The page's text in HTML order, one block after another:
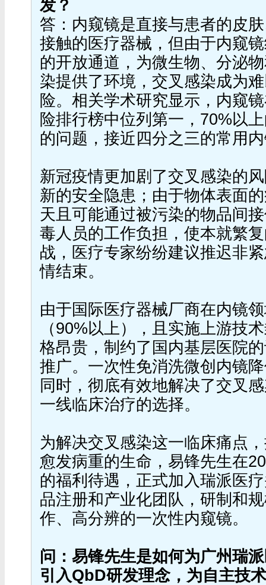
发？
答：内窥镜是直接与患者的皮
接触的医疗器械，但由于内窥
的开放通道，为微生物、分泌
染提供了环境，交叉感染成为
险。相关学术研究显示，内窥
险排行榜中位列第一，70%以
的问题，接近四分之三的常用
新冠疫情更加剧了交叉感染的
新的安全隐患；由于物体表面
天且可能通过被污染的物品间
毒人员的工作负担，使本就繁
战，医疗专家纷纷建议推迟非
情结束。
由于国际医疗器械厂商在内镜
（90%以上），且实施上游技
格昂贵，制约了国内基层医院
推广。一次性免消洗微创内镜
同时，彻底有效地解决了交叉
一线临床治疗的选择。
为解决交叉感染这一临床痛点
愈发病重的生命，易锋先生在
的福利待遇，正式加入瑞派医
品注册和产业化团队，研制和
作、高分辨的一次性内窥镜。
问：易锋先生是如何为广州瑞
引入QbD研发理念，为自主技